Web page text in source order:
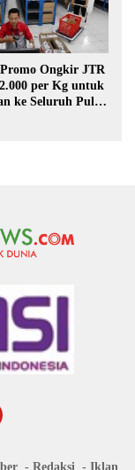
Ongkir JTR
per Kg untuk
ke Seluruh Pulau
Redaksi Iklan